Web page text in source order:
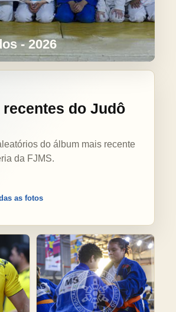
- 2026
do Judô
do álbum mais recente
da FJMS.
as fotos